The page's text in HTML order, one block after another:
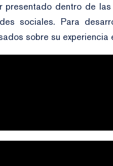
dentro de
sociales. Para
sobre su